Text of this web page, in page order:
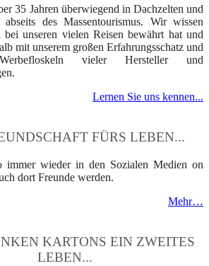
35 Jahren überwiegend in Dachzelten und
abseits des Massentourismus. Wir wissen
bei unseren vielen Reisen bewährt hat und
mit unserem großen Erfahrungsschatz und
vieler Hersteller und
Lernen Sie uns kennen...
FÜRS LEBEN...
immer wieder in den Sozialen Medien on
dort Freunde werden.
Mehr…
KARTONS EIN ZWEITES
LEBEN...